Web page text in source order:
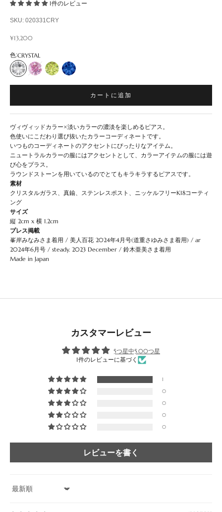
1件のレビュー
SKU: 020331CRY
セール価格
¥13,200
色:CRYSTAL
CRYSTALPINK GREENBLUE
カートに追加
ヴィヴィッドカラー×淡いカラーの濃淡を楽しめるピアス。
色使いにこだわり選び抜いたカラーコーディネートです。
いつものコーディネートのアクセントにぴったりなアイテム。
ニュートラルカラーの服にはアクセントとして、カラーアイテムの服には遊
び心をプラス。
ラウンドストーンを用いているのでとてもキラキラするピアスです。
素材
クリスタルガラス、真鍮、ステンレスポスト、ニッケルフリーK18コーティ
ング
サイズ
縦 2cm x 横 1.2cm
プレス掲載
峯岸みなみさま着用 / 美人百花 2024年4月号(道重さゆみさま着用) / ar
2024年6月号 / steady. 2023 December / 鈴木亜美さま着用
Made in Japan
カスタマーレビュー
5つ星中5.00つ星
1件のレビューに基づく
1
0
0
0
0
レビューを書く
Sort by